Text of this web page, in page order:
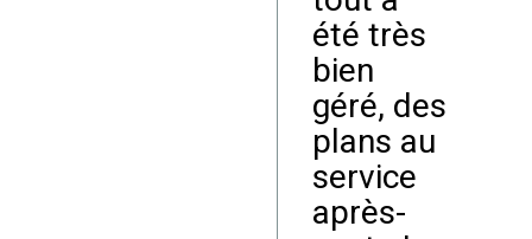
été très
bien
géré, des
plans au
service
après-